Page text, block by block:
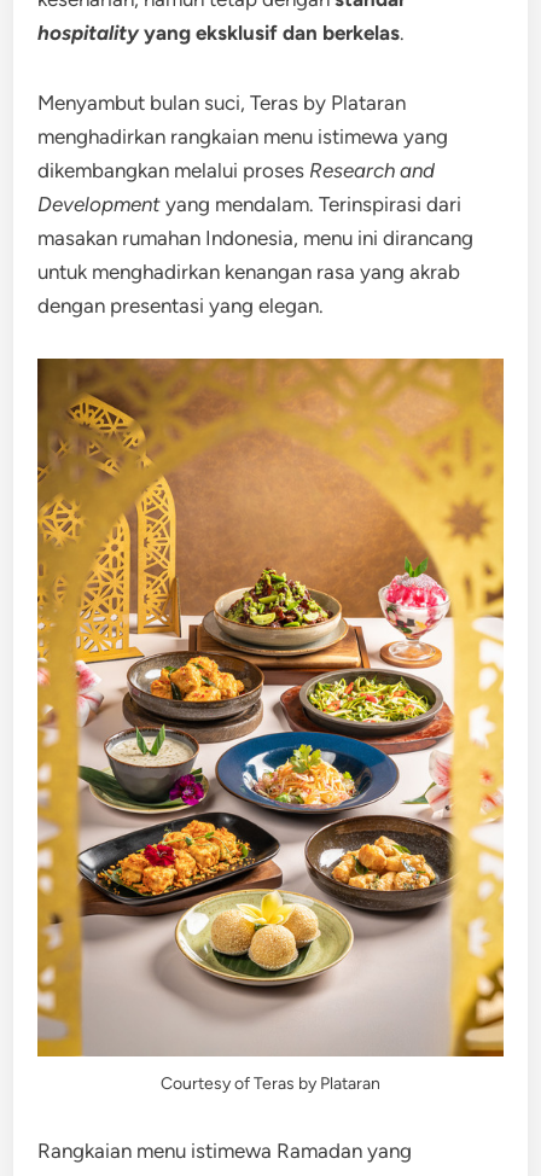
hospitalityyang eksklusif dan berkelas.
Menyambut bulan suci, Teras by Plataran
menghadirkan rangkaian menu istimewa yang
dikembangkan melalui proses Research and
Development yang mendalam. Terinspirasi dari
masakan rumahan Indonesia, menu ini dirancang
untuk menghadirkan kenangan rasa yang akrab
dengan presentasi yang elegan.
Courtesy of Teras by Plataran
Rangkaian menu istimewa Ramadan yang